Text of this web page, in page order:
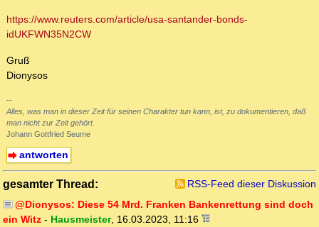
https://www.reuters.com/article/usa-santander-bonds-
idUKFWN35N2CW
Gruß
Dionysos
--
Alles, was man in dieser Zeit für seinen Charakter tun kann, ist, zu dokumentieren, daß
man nicht zur Zeit gehört.
Johann Gottfried Seume
antworten
gesamter Thread:
RSS-Feed dieser Diskussion
@Dionysos: Diese 54 Mrd. Franken Bankenrettung sind doch
ein Witz - Hausmeister, 16.03.2023, 11:16